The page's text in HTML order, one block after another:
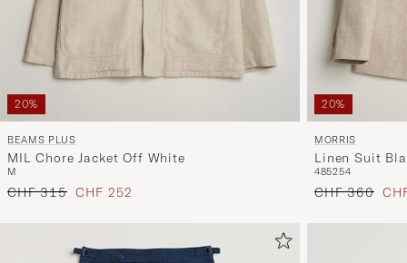
20%
BEAMS PLUS
MIL Chore Jacket Off White
M
Regulärer Preis
CHF 315 Reduzierter Preis
CHF 252
20%
MORRIS
Linen Suit
485254
Regulärer
CHF 360